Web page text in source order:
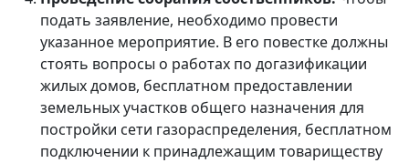
подать заявление, необходимо провести
указанное мероприятие. В его повестке должны
стоять вопросы о работах по догазификации
жилых домов, бесплатном предоставлении
земельных участков общего назначения для
постройки сети газораспределения, бесплатном
подключении к принадлежащим товариществу